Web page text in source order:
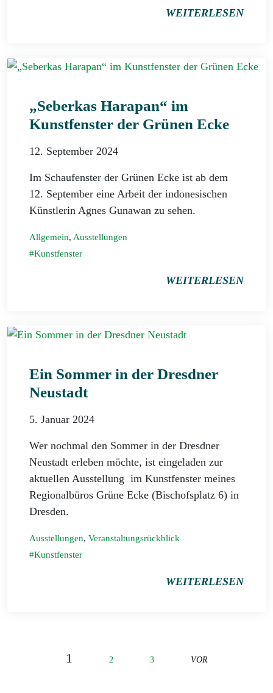
WEITERLESEN
„Seberkas Harapan“ im
Kunstfenster der Grünen Ecke
12. September 2024
Im Schaufenster der Grünen Ecke ist ab dem
12. September eine Arbeit der indonesischen
Künstlerin Agnes Gunawan zu sehen.
Allgemein, Ausstellungen
Kunstfenster
WEITERLESEN
Ein Sommer in der Dresdner
Neustadt
5. Januar 2024
Wer nochmal den Sommer in der Dresdner
Neustadt erleben möchte, ist eingeladen zur
aktuellen Ausstellung im Kunstfenster meines
Regionalbüros Grüne Ecke (Bischofsplatz 6) in
Dresden.
Ausstellungen, Veranstaltungsrückblick
Kunstfenster
WEITERLESEN
1 2 3 VOR